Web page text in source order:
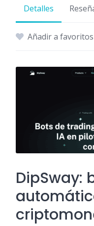
Detalles
Añadir a favoritos
DipSway: